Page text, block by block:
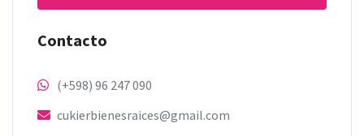
Contacto
(+598) 96 247 090
cukierbienesraices@gmail.com